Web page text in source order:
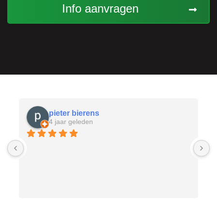
Info aanvragen
pieter bierens
4 jaar geleden